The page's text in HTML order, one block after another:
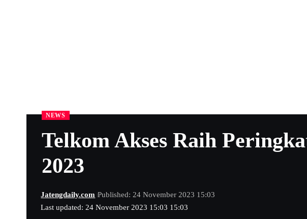
NEWS
Telkom Akses Raih
2023
Last updated: 24 November 2023 15:03 15:03
Jatengdaily.com Published: 24 November 2023 15:03